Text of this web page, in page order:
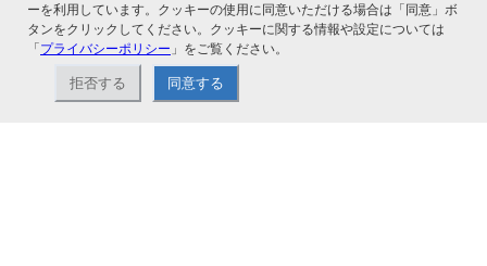
関連サービス
ーを利用しています。クッキーの使用に同意いただける場合は「同意」ボ
タンをクリックしてください。クッキーに関する情報や設定については
「プライバシーポリシー 」をご覧ください。
拒否する 同意する